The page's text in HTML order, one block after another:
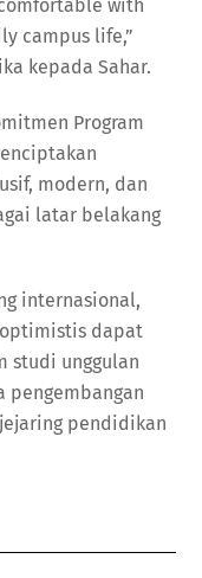
with
campus life,”
kepada Sahar.
Program
modern, dan
latar belakang
internasional,
optimistis dapat
studi unggulan
pengembangan
pendidikan